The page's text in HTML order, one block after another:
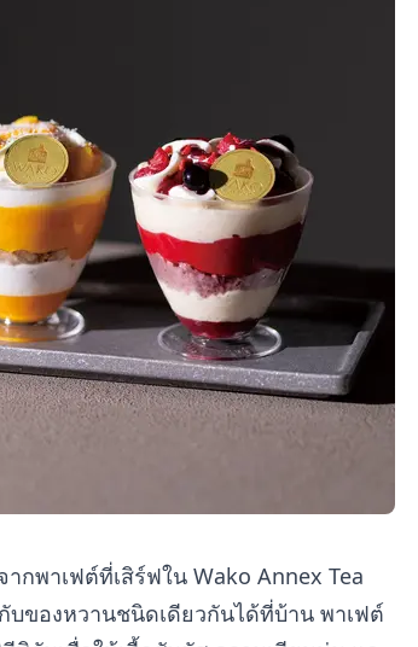
พาเฟต์ที่เสิร์ฟใน Wako Annex Tea
บของหวานชนิดเดียวกันได้ที่บ้าน พาเฟต์